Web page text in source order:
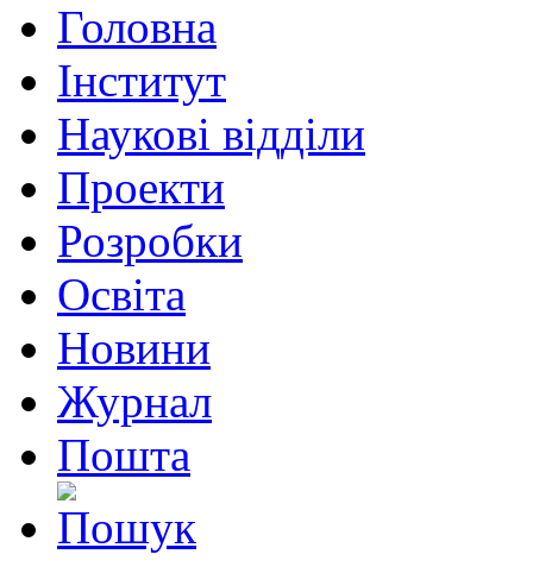
Головна
Інститут
Наукові відділи
Проекти
Розробки
Освіта
Новини
Журнал
Пошта